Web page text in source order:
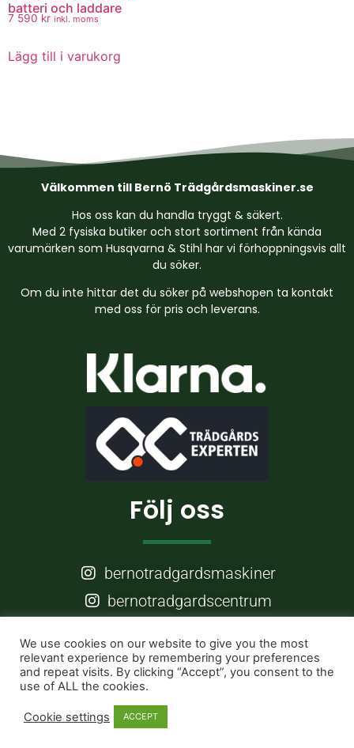
batteri och laddare
7 590 kr inkl. moms
Lägg till i varukorg
Välkommen till Bernö Trädgårdsmaskiner.se
Hos oss kan du handla tryggt & säkert.
Med 2 fysiska butiker och stort sortiment från kända
varumärken som Husqvarna & Stihl har vi förhoppningsvis allt
du söker.
Om du inte hittar det du söker på webshopen ta kontakt
med oss för pris och leverans.
Följ oss
bernotradgardsmaskiner
bernotradgardscentrum
Frågor?
info@berno.nu
026 - 25 70 80
We use cookies on our website to give you the most
relevant experience by remembering your preferences
and repeat visits. By clicking “Accept”, you consent to the
use of ALL the cookies.
Cookie settings ACCEPT